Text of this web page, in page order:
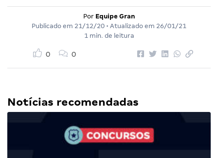
Por Equipe Gran
Publicado em 21/12/20 • Atualizado em 26/01/21
1 min. de leitura
0 0
Notícias recomendadas